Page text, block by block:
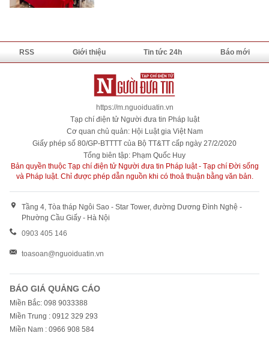
RSS Giới thiệu Tin tức 24h Báo mới
https://m.nguoiduatin.vn
Tạp chí điện tử Người đưa tin Pháp luật
Cơ quan chủ quản: Hội Luật gia Việt Nam
Giấy phép số 80/GP-BTTTT của Bộ TT&TT cấp ngày 27/2/2020
Tổng biên tập: Phạm Quốc Huy
Bản quyền thuộc Tạp chí điện tử Người đưa tin Pháp luật - Tạp chí Đời sống
và Pháp luật. Chỉ được phép dẫn nguồn khi có thoả thuận bằng văn bản.
Tầng 4, Tòa tháp Ngôi Sao - Star Tower, đường Dương Đình Nghệ -
Phường Cầu Giấy - Hà Nội
0903 405 146
toasoan@nguoiduatin.vn
BÁO GIÁ QUẢNG CÁO
Miền Bắc: 098 9033388
Miền Trung : 0912 329 293
Miền Nam : 0966 908 584